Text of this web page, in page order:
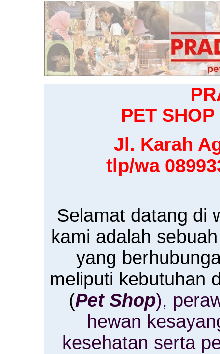
PET
Jl. Karah
tlp/wa
Selamat datang di
kami adalah
yang
meliputi kebutuhan
(Pet Shop),
hewan
kesehatan serta